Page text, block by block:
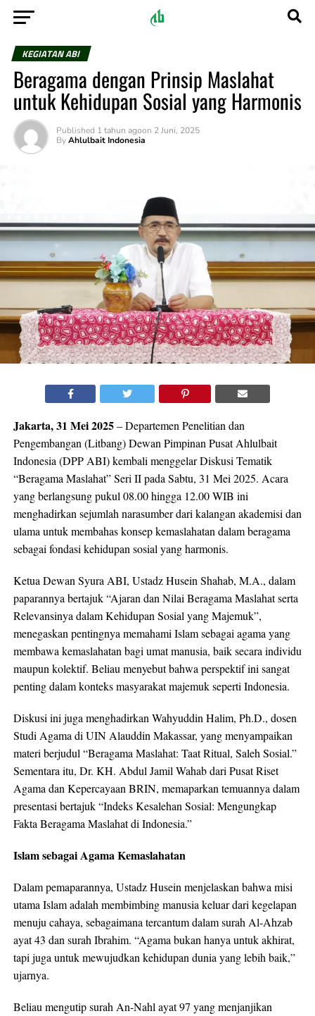
KEGIATAN ABI
Beragama dengan Prinsip Maslahat
untuk Kehidupan Sosial yang Harmonis
Published 1 tahun agoon 2 Juni, 2025
By Ahlulbait Indonesia
Jakarta, 31 Mei 2025– Departemen Penelitian dan
Pengembangan (Litbang) Dewan Pimpinan Pusat Ahlulbait
Indonesia (DPP ABI) kembali menggelar Diskusi Tematik
“Beragama Maslahat” Seri II pada Sabtu, 31 Mei 2025. Acara
yang berlangsung pukul 08.00 hingga 12.00 WIB ini
menghadirkan sejumlah narasumber dari kalangan akademisi dan
ulama untuk membahas konsep kemaslahatan dalam beragama
sebagai fondasi kehidupan sosial yang harmonis.
Ketua Dewan Syura ABI, Ustadz Husein Shahab, M.A., dalam
paparannya bertajuk “Ajaran dan Nilai Beragama Maslahat serta
Relevansinya dalam Kehidupan Sosial yang Majemuk”,
menegaskan pentingnya memahami Islam sebagai agama yang
membawa kemaslahatan bagi umat manusia, baik secara individu
maupun kolektif. Beliau menyebut bahwa perspektif ini sangat
penting dalam konteks masyarakat majemuk seperti Indonesia.
Diskusi ini juga menghadirkan Wahyuddin Halim, Ph.D., dosen
Studi Agama di UIN Alauddin Makassar, yang menyampaikan
materi berjudul “Beragama Maslahat: Taat Ritual, Saleh Sosial.”
Sementara itu, Dr. KH. Abdul Jamil Wahab dari Pusat Riset
Agama dan Kepercayaan BRIN, memaparkan temuannya dalam
presentasi bertajuk “Indeks Kesalehan Sosial: Mengungkap
Fakta Beragama Maslahat di Indonesia.”
Islam sebagai Agama Kemaslahatan
Dalam pemaparannya, Ustadz Husein menjelaskan bahwa misi
utama Islam adalah membimbing manusia keluar dari kegelapan
menuju cahaya, sebagaimana tercantum dalam surah Al-Ahzab
ayat 43 dan surah Ibrahim. “Agama bukan hanya untuk akhirat,
tapi juga untuk mewujudkan kehidupan dunia yang lebih baik,”
ujarnya.
Beliau mengutip surah An-Nahl ayat 97 yang menjanjikan